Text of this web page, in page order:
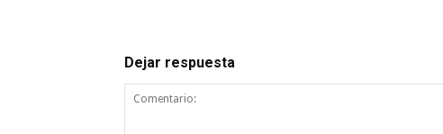
Dejar respuesta